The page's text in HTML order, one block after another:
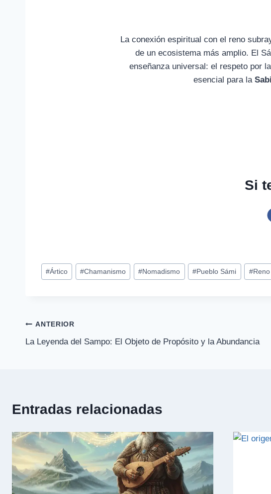
La conexión espiritual con el reno
de un ecosistema más amplio. El
enseñanza universal: el respeto por
esencial para la
Si
Etiquetas
de
#Ártico #Chamanismo #Nomadismo #Pueblo Sámi #Reno
Navegación
de
ANTERIOR
La Leyenda del Sampo: El Objeto de Propósito y la Abundancia
Entradas relacionadas